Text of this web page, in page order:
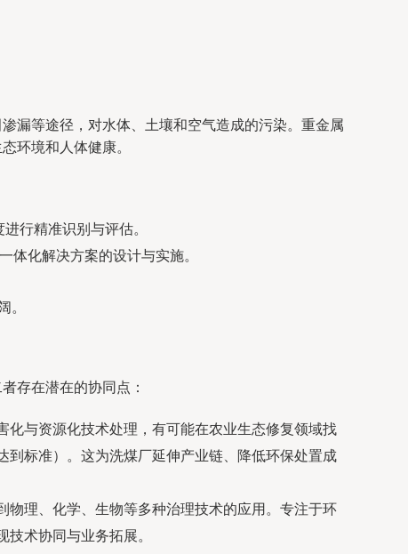
漏等途径，对水体、土壤和空气造成的污染。重金属
环境和人体健康。
行精准识别与评估。
体化解决方案的设计与实施。
。
存在潜在的协同点：
与资源化技术处理，有可能在农业生态修复领域找
标准）。这为洗煤厂延伸产业链、降低环保处置成
理、化学、生物等多种治理技术的应用。专注于环
术协同与业务拓展。